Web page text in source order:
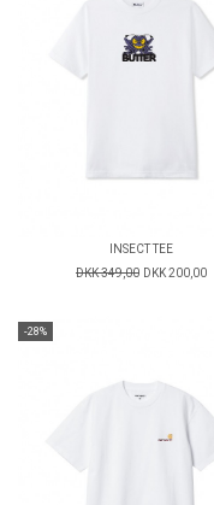
INSECT TEE
DKK 349,00 DKK 200,00
-28%